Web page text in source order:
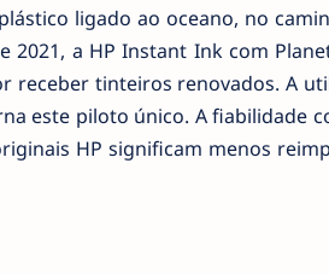
ligado ao oceano, no
2021, a HP Instant Ink com
receber tinteiros renovados. A
este piloto único. A fiabilidade
HP significam menos